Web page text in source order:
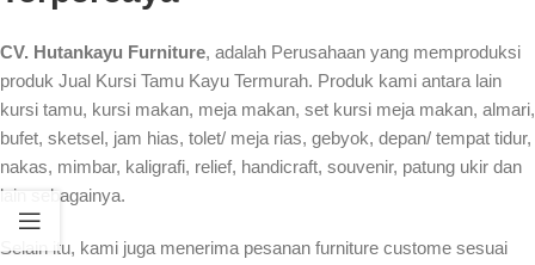
CV. Hutankayu Furniture, adalah Perusahaan yang memproduksi
produk Jual Kursi Tamu Kayu Termurah. Produk kami antara lain
kursi tamu, kursi makan, meja makan, set kursi meja makan, almari,
bufet, sketsel, jam hias, tolet/ meja rias, gebyok, depan/ tempat tidur,
nakas, mimbar, kaligrafi, relief, handicraft, souvenir, patung ukir dan
lain sebagainya.
Selain itu, kami juga menerima pesanan furniture custome sesuai